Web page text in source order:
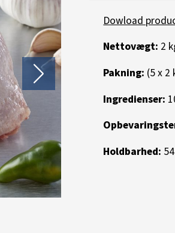
Dowload
Nettovægt: 2
Pakning: (5 x 2
Ingredienser:
Holdbarhed: